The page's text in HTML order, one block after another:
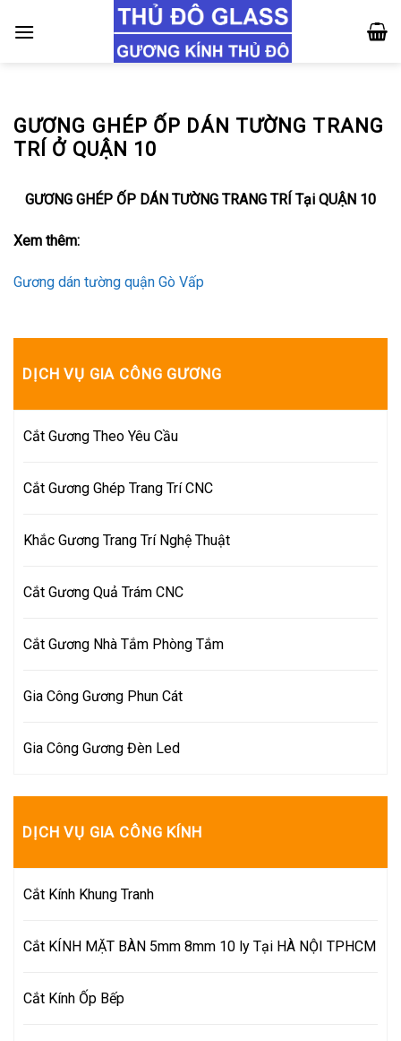
GƯƠNG GHÉP ỐP DÁN TƯỜNG TRANG
TRÍ Ở QUẬN 10
GƯƠNG GHÉP ỐP DÁN TƯỜNG TRANG TRÍ Tại QUẬN 10
Xem thêm:
Gương dán tường quận Gò Vấp
DỊCH VỤ GIA CÔNG GƯƠNG
Cắt Gương Theo Yêu Cầu
Cắt Gương Ghép Trang Trí CNC
Khắc Gương Trang Trí Nghệ Thuật
Cắt Gương Quả Trám CNC
Cắt Gương Nhà Tắm Phòng Tắm
Gia Công Gương Phun Cát
Gia Công Gương Đèn Led
DỊCH VỤ GIA CÔNG KÍNH
Cắt Kính Khung Tranh
Cắt KÍNH MẶT BÀN 5mm 8mm 10 ly Tại HÀ NỘI TPHCM
Cắt Kính Ốp Bếp